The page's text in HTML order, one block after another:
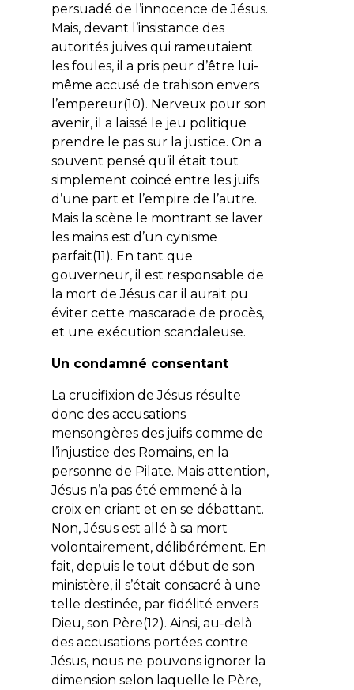
persuadé de l’innocence de Jésus.
Mais, devant l’insistance des
autorités juives qui rameutaient
les foules, il a pris peur d’être lui-
même accusé de trahison envers
l’empereur(10). Nerveux pour son
avenir, il a laissé le jeu politique
prendre le pas sur la justice. On a
souvent pensé qu’il était tout
simplement coincé entre les juifs
d’une part et l’empire de l’autre.
Mais la scène le montrant se laver
les mains est d’un cynisme
parfait(11). En tant que
gouverneur, il est responsable de
la mort de Jésus car il aurait pu
éviter cette mascarade de procès,
et une exécution scandaleuse.
Un condamné consentant
La crucifixion de Jésus résulte
donc des accusations
mensongères des juifs comme de
l’injustice des Romains, en la
personne de Pilate. Mais attention,
Jésus n’a pas été emmené à la
croix en criant et en se débattant.
Non, Jésus est allé à sa mort
volontairement, délibérément. En
fait, depuis le tout début de son
ministère, il s’était consacré à une
telle destinée, par fidélité envers
Dieu, son Père(12). Ainsi, au-delà
des accusations portées contre
Jésus, nous ne pouvons ignorer la
dimension selon laquelle le Père,